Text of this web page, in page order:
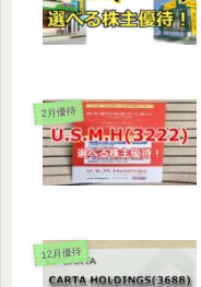
2月優待
12月優待